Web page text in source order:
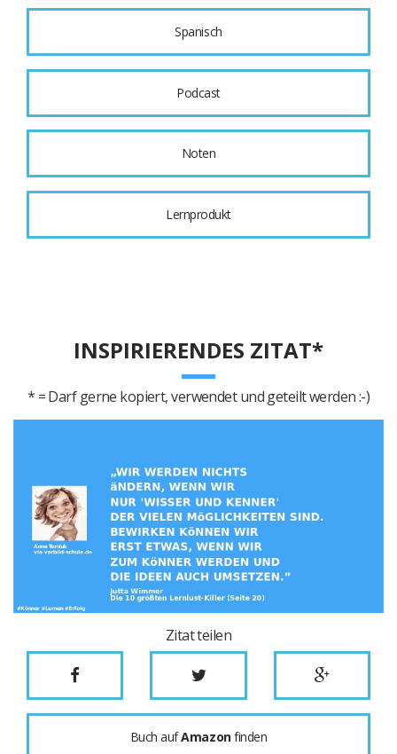
Spanisch
Podcast
Noten
Lernprodukt
INSPIRIERENDES ZITAT*
* = Darf gerne kopiert, verwendet und geteilt werden :-)
Zitat teilen
Buch aufAmazonfinden